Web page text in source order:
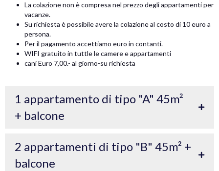
La colazione non è compresa nel prezzo degli appartamenti per
vacanze.
Su richiesta è possibile avere la colazione al costo di 10 euro a
persona.
Per il pagamento accettiamo euro in contanti.
WIFI gratuito in tuttle le camere e appartamenti
cani Euro 7,00.- al giorno-su richiesta
1 appartamento di tipo "A" 45m²
+ balcone
2 appartamenti di tipo "B" 45m² +
balcone